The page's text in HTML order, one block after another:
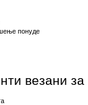
понуде
везани за